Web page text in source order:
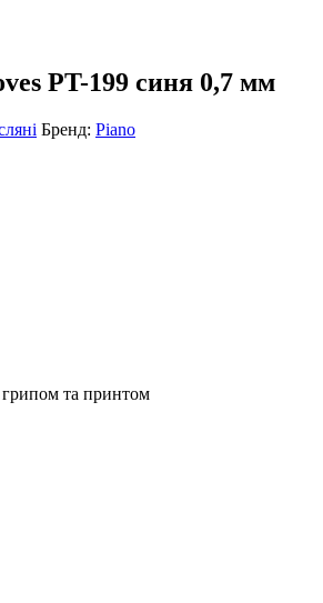
PT-199 синя 0,7 мм
Бренд: Piano
та принтом